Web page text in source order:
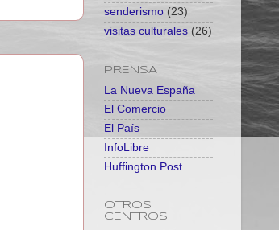
senderismo (23)
visitas culturales (26)
PRENSA
La Nueva España
El Comercio
El País
InfoLibre
Huffington Post
OTROS
CENTROS